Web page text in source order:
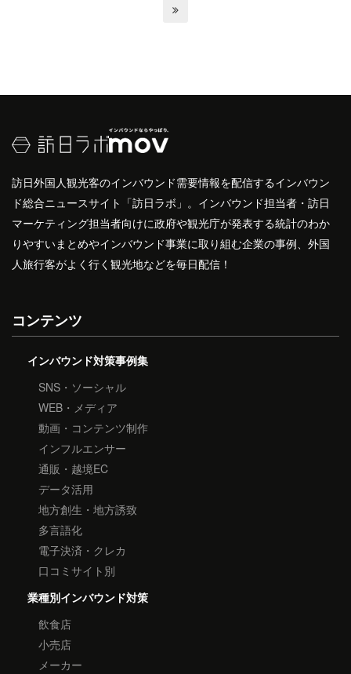

訪日外国人観光客のインバウンド需要情報を配信するインバウン
ド総合ニュースサイト「訪日ラボ」。インバウンド担当者・訪日
マーケティング担当者向けに政府や観光庁が発表する統計のわか
りやすいまとめやインバウンド事業に取り組む企業の事例、外国
人旅行客がよく行く観光地などを毎日配信！
コンテンツ
インバウンド対策事例集
SNS・ソーシャル
WEB・メディア
動画・コンテンツ制作
インフルエンサー
通販・越境EC
データ活用
地方創生・地方誘致
多言語化
電子決済・クレカ
口コミサイト別
業種別インバウンド対策
飲食店
小売店
メーカー